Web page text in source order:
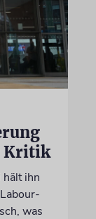
Kritik
hält ihn
was